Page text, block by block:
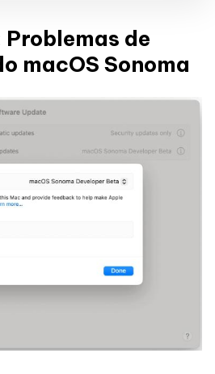
Problemas de
macOS Sonoma